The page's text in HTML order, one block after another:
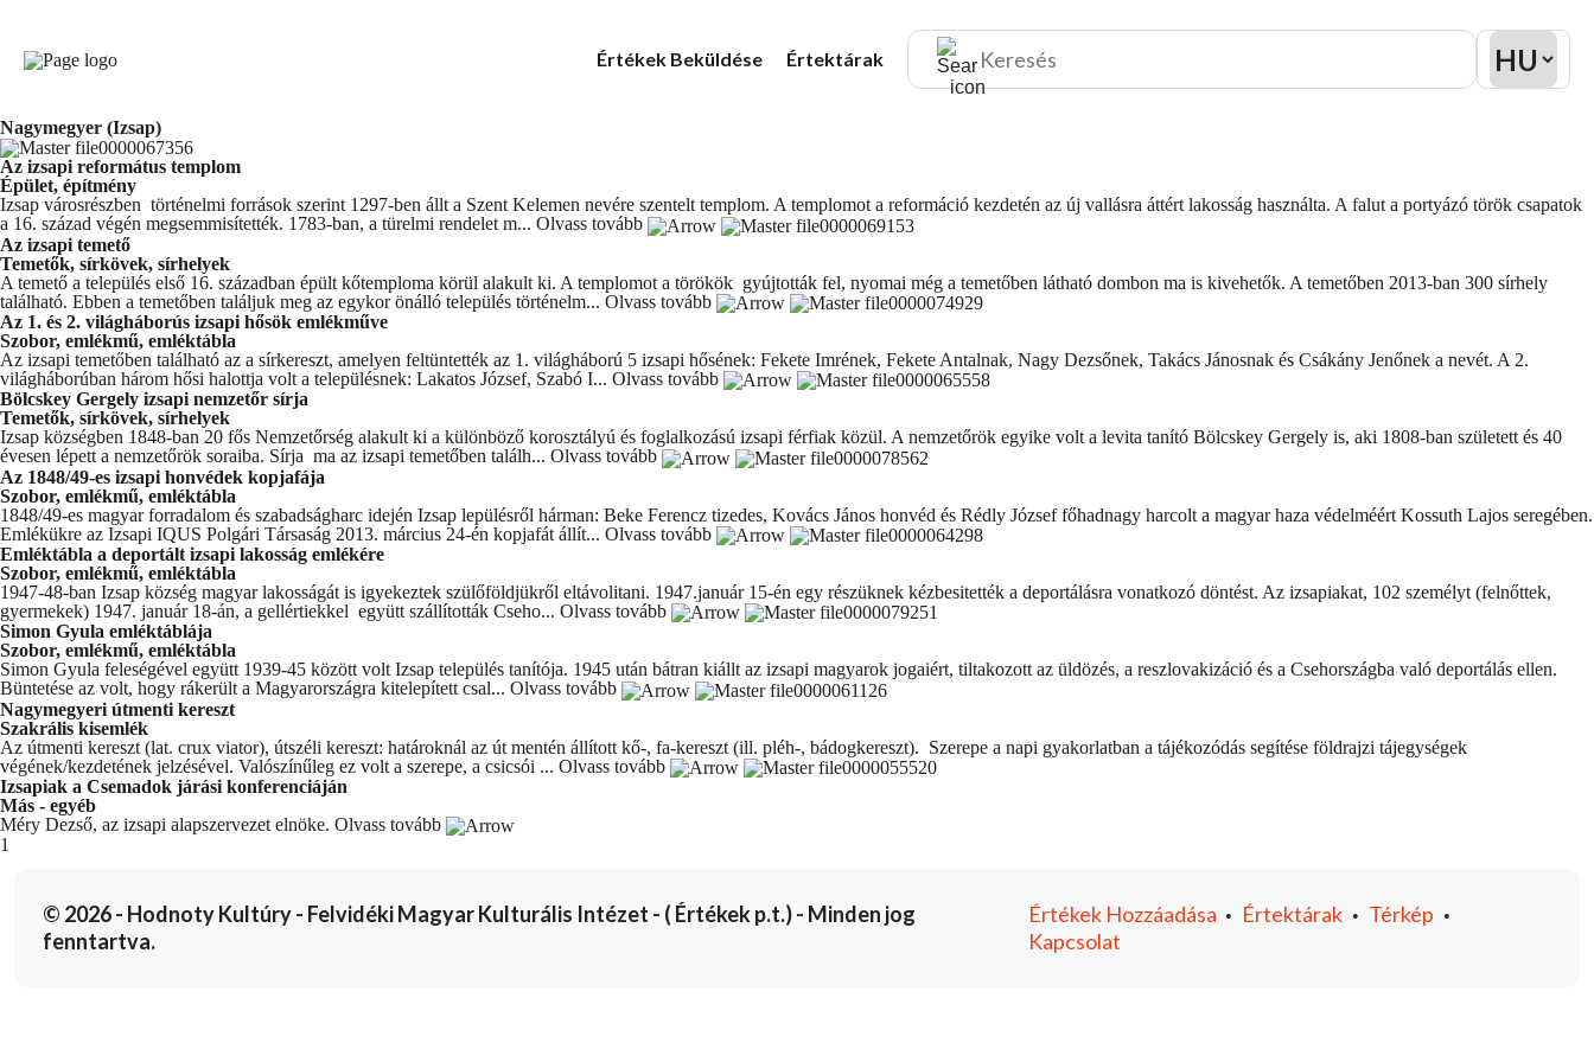
Értékek Beküldése Értektárak
Nagymegyer (Izsap)
Az izsapi református templom
Épület, építmény
Izsap városrészben történelmi források szerint 1297-ben állt a Szent Kelemen nevére szentelt templom. A templomot a reformáció kezdetén az új vallásra áttért lakosság használta. A falut a portyázó török csapatok
a 16. század végén megsemmisítették. 1783-ban, a türelmi rendelet m... Olvass tovább
Az izsapi temető
Temetők, sírkövek, sírhelyek
A temető a település első 16. században épült kőtemploma körül alakult ki. A templomot a törökök gyújtották fel, nyomai még a temetőben látható dombon ma is kivehetők. A temetőben 2013-ban 300 sírhely
található. Ebben a temetőben találjuk meg az egykor önálló település történelm... Olvass tovább
Az 1. és 2. világháborús izsapi hősök emlékműve
Szobor, emlékmű, emléktábla
Az izsapi temetőben található az a sírkereszt, amelyen feltüntették az 1. világháború 5 izsapi hősének: Fekete Imrének, Fekete Antalnak, Nagy Dezsőnek, Takács Jánosnak és Csákány Jenőnek a nevét. A 2.
világháborúban három hősi halottja volt a településnek: Lakatos József, Szabó I... Olvass tovább
Bölcskey Gergely izsapi nemzetőr sírja
Temetők, sírkövek, sírhelyek
Izsap községben 1848-ban 20 fős Nemzetőrség alakult ki a különböző korosztályú és foglalkozású izsapi férfiak közül. A nemzetőrök egyike volt a levita tanító Bölcskey Gergely is, aki 1808-ban született és 40
évesen lépett a nemzetőrök soraiba. Sírja ma az izsapi temetőben találh... Olvass tovább
Az 1848/49-es izsapi honvédek kopjafája
Szobor, emlékmű, emléktábla
1848/49-es magyar forradalom és szabadságharc idején Izsap lepülésről hárman: Beke Ferencz tizedes, Kovács János honvéd és Rédly József főhadnagy harcolt a magyar haza védelméért Kossuth Lajos seregében.
Emlékükre az Izsapi IQUS Polgári Társaság 2013. március 24-én kopjafát állít... Olvass tovább
Emléktábla a deportált izsapi lakosság emlékére
Szobor, emlékmű, emléktábla
1947-48-ban Izsap község magyar lakosságát is igyekeztek szülőföldjükről eltávolitani. 1947.január 15-én egy részüknek kézbesitették a deportálásra vonatkozó döntést. Az izsapiakat, 102 személyt (felnőttek,
gyermekek) 1947. január 18-án, a gellértiekkel együtt szállították Cseho... Olvass tovább
Simon Gyula emléktáblája
Szobor, emlékmű, emléktábla
Simon Gyula feleségével együtt 1939-45 között volt Izsap település tanítója. 1945 után bátran kiállt az izsapi magyarok jogaiért, tiltakozott az üldözés, a reszlovakizáció és a Csehországba való deportálás ellen.
Büntetése az volt, hogy rákerült a Magyarországra kitelepített csal... Olvass tovább
Nagymegyeri útmenti kereszt
Szakrális kisemlék
Az útmenti kereszt (lat. crux viator), útszéli kereszt: határoknál az út mentén állított kő-, fa-kereszt (ill. pléh-, bádogkereszt). Szerepe a napi gyakorlatban a tájékozódás segítése földrajzi tájegységek
végének/kezdetének jelzésével. Valószínűleg ez volt a szerepe, a csicsói ... Olvass tovább
Izsapiak a Csemadok járási konferenciáján
Más - egyéb
Méry Dezső, az izsapi alapszervezet elnöke. Olvass tovább
You're currently reading page
1
© 2026 - Hodnoty Kultúry - Felvidéki Magyar Kulturális Intézet - ( Értékek p.t.) - Minden jog
fenntartva.
Értékek Hozzáadása • Értektárak • Térkép •
Kapcsolat